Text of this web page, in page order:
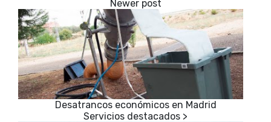
Desatrancos económicos en Madrid